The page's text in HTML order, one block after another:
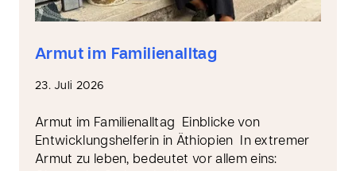
Armut im Familienalltag
23. Juli 2026
Armut im Familienalltag Einblicke von
Entwicklungshelferin in Äthiopien In extremer
Armut zu leben, bedeutet vor allem eins: